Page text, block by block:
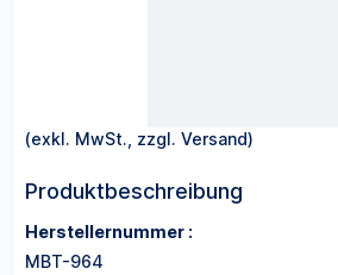
(exkl. MwSt., zzgl. Versand)
Produktbeschreibung
Herstellernummer :
MBT-964